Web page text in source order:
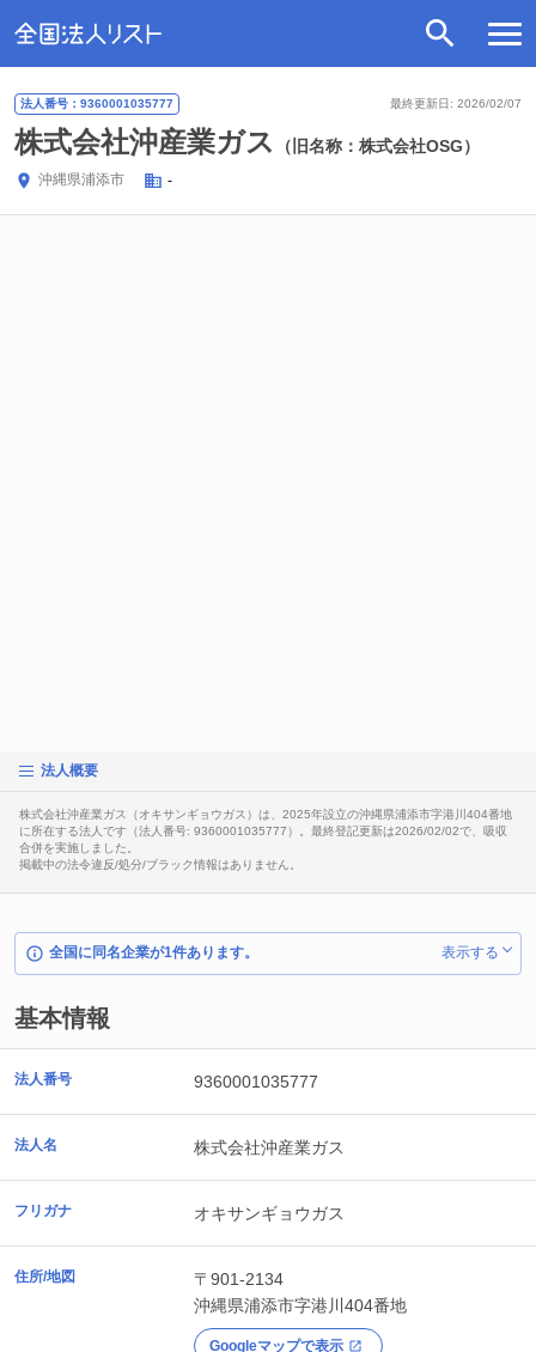
最終更新日: 2026/02/07
法人番号：9360001035777
株式会社沖産業ガス （旧名称：株式会社OSG）
沖縄県浦添市 -
法人概要
株式会社沖産業ガス（オキサンギョウガス）は、2025年設立の沖縄県浦添市字港川404番地
に所在する法人です（法人番号: 9360001035777）。最終登記更新は2026/02/02で、吸収
合併を実施しました。
掲載中の法令違反/処分/ブラック情報はありません。
全国に同名企業が1件あります。 表示する
基本情報
法人番号 9360001035777
法人名 株式会社沖産業ガス
フリガナ オキサンギョウガス
住所/地図
〒901-2134
沖縄県浦添市字港川404番地
Googleマップで表示